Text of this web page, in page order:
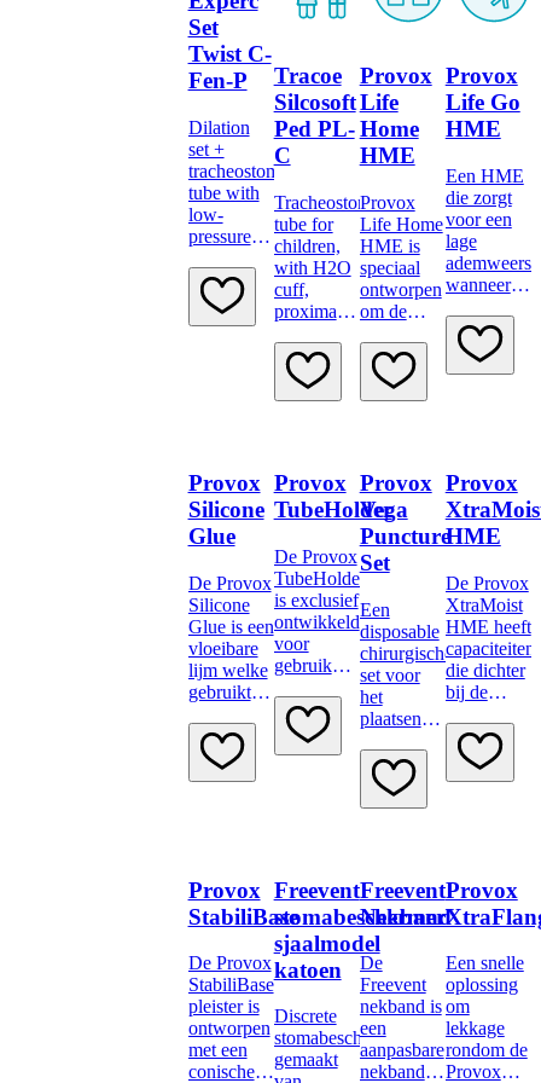
traumatic
system
Set
Twist C-
Fen-P
Dilation
set +
tracheostomy
tube with
low-
pressure
fenestration,
and
minimally
Tracoe
Silcosoft
Ped PL-
C
Tracheostomy
tube for
children,
with H2O
cuff,
proximal
Provox
Life
Home
HME
Provox
Life Home
HME is
speciaal
ontworpen
om de
van uw
longen te
verbeteren
Provox
Life Go
HME
Een HME
die zorgt
voor een
lage
wanneer u
bent of
bezig bent
met uw
Provox
Silicone
Glue
De Provox
Silicone
Glue is een
vloeibare
lijm welke
gebruikt
worden
om de
hechting
Provox
TubeHolder
De Provox
TubeHolder
is exclusief
ontwikkeld
voor
gebruik
Provox LaryTube
en Provox
LaryButton.
gevoelige
huid
rondom
het stoma.
Provox
Vega
Puncture
Set
Een
disposable
chirurgische
set voor
het
plaatsen
Provox
Vega
stemprothese
Provox
HME
De Provox
XtraMoist
HME heeft
capaciteiten
die dichter
bij de
neusfuncties
liggen.
Provox
StabiliBase
De Provox
StabiliBase
pleister is
ontworpen
met een
conische
Freevent
stomabeschermer
sjaalmodel
katoen
Discrete
stomabeschermer
gemaakt
Freevent
Nekband
De
Freevent
nekband is
een
aanpasbare
nekband
Provox
Een snelle
oplossing
om
lekkage
rondom de
Provox